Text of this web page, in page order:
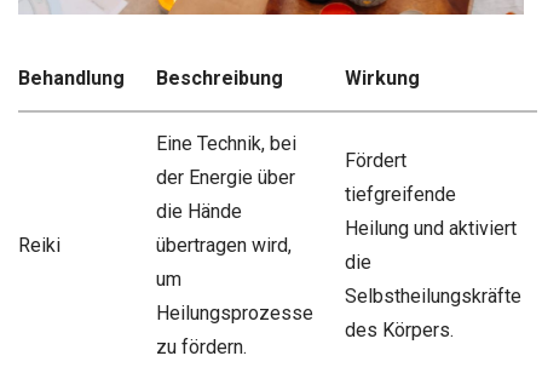
Behandlung Beschreibung Wirkung
Reiki
Eine Technik, bei
der Energie über
die Hände
übertragen wird,
um
Heilungsprozesse
zu fördern.
Fördert
tiefgreifende
Heilung und aktiviert
die
Selbstheilungskräfte
des Körpers.